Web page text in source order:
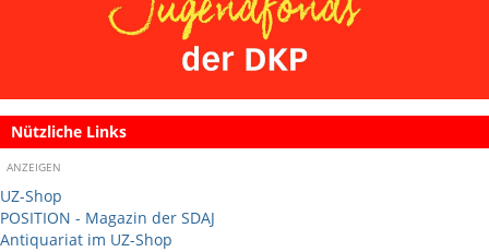
Nützliche Links
ANZEIGEN
UZ-Shop
POSITION - Magazin der SDAJ
Antiquariat im UZ-Shop